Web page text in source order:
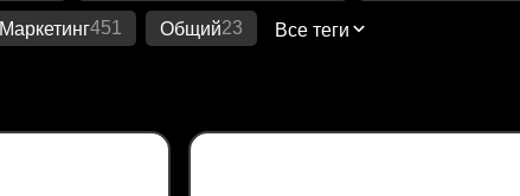
Маркетинг451 Общий23 Все теги